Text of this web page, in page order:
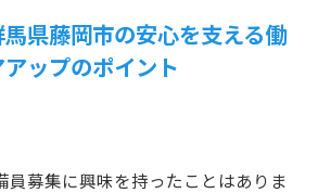
県藤岡市の安心を支える働
ップのポイント
員募集に興味を持ったことはありま